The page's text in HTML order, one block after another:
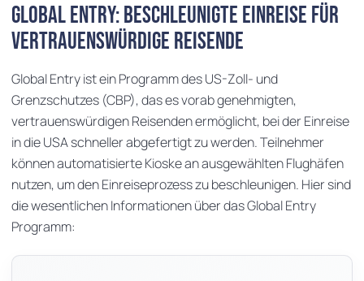
Global Entry: Beschleunigte Einreise für
vertrauenswürdige Reisende
Global Entry ist ein Programm des US-Zoll- und
Grenzschutzes (CBP), das es vorab genehmigten,
vertrauenswürdigen Reisenden ermöglicht, bei der Einreise
in die USA schneller abgefertigt zu werden. Teilnehmer
können automatisierte Kioske an ausgewählten Flughäfen
nutzen, um den Einreiseprozess zu beschleunigen. Hier sind
die wesentlichen Informationen über das Global Entry
Programm: